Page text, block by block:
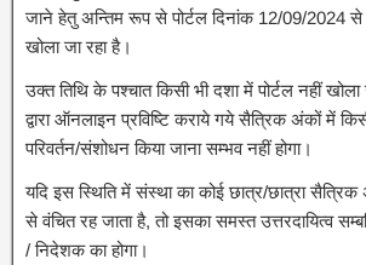
जाने हेतु अन्तिम रूप से पोर्टल दिनांक 12/09/2024
खोला जा रहा है।
उक्त तिथि के पश्चात किसी भी दशा में पोर्टल नहीं खोला
द्वारा ऑनलाइन प्रविष्टि कराये गये सैत्रिक अंकों में
परिवर्तन/संशोधन किया जाना सम्भव नहीं होगा।
यदि इस स्थिति में संस्था का कोई छात्र/छात्रा
से वंचित रह जाता है, तो इसका समस्त उत्तरदायित्व
/ निदेशक का होगा।